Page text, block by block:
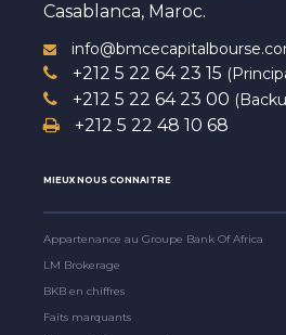
Casablanca, Maroc.
+212 5 22 64 23 15
+212 5 22 64 23 00
+212 5 22 48 10 68
MIEUX NOUS CONNAITRE
Appartenance au Groupe Bank Of Africa
LM Brokerage
BKB en chiffres
Faits marquants